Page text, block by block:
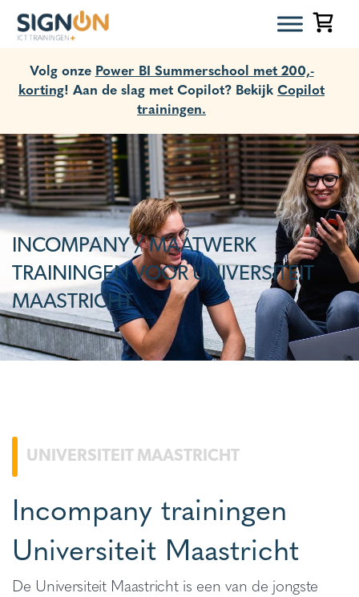
Volg onze Power BI Summerschool met 200,-
korting! Aan de slag met Copilot? Bekijk Copilot
trainingen.
INCOMPANY / MAATWERK
TRAININGEN VOOR UNIVERSITEIT
MAASTRICHT
UNIVERSITEIT MAASTRICHT
Incompany trainingen
Universiteit Maastricht
De Universiteit Maastricht is een van de jongste